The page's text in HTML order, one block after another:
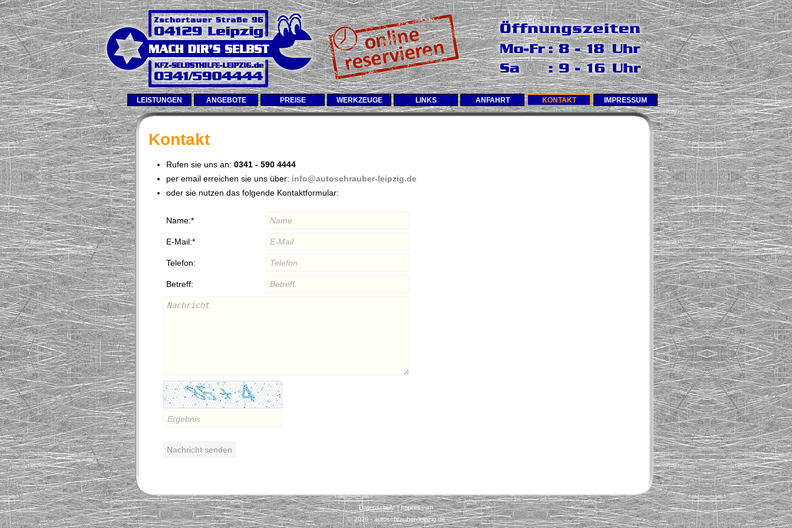
LEISTUNGEN ANGEBOTE PREISE WERKZEUGE LINKS ANFAHRT KONTAKT IMPRESSUM
Kontakt
Rufen sie uns an: 0341 - 590 4444
per email erreichen sie uns über: info@autoschrauber-leipzig.de
oder sie nutzen das folgende Kontaktformular:
Name:*
E-Mail:*
Telefon:
Betreff:
Datenschutz|Impressum
© 2026 - autoschrauber-leipzig.de